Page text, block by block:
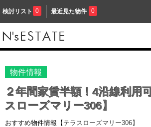
検討リスト 0 最近見た物件 0
物件情報
２年間家賃半額！4沿線利用
スローズマリー306】
おすすめ物件情報【 テラスローズマリー306】